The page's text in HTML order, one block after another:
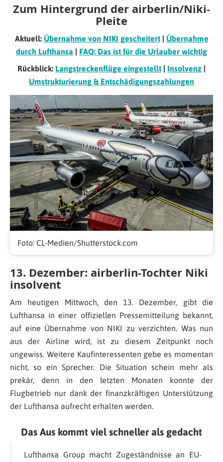
Zum Hintergrund der airberlin/Niki-
Pleite
Aktuell: Übernahme von NIKI gescheitert| Übernahme
durch Lufthansa | FAQ: Das ist für die Urlauber wichtig
Rückblick: Langstreckenflüge eingestellt | Insolvenz |
Umstrukturierung & Entschädigungszahlungen
Foto: CL-Medien/Shutterstock.com
13. Dezember: airberlin-Tochter Niki
insolvent
Am heutigen Mittwoch, den 13. Dezember, gibt die
Lufthansa in einer offiziellen Pressemitteilung bekannt,
auf eine Übernahme von NIKI zu verzichten. Was nun
aus der Airline wird, ist zu diesem Zeitpunkt noch
ungewiss. Weitere Kaufinteressenten gebe es momentan
nicht, so ein Sprecher. Die Situation schein mehr als
prekär, denn in den letzten Monaten konnte der
Flugbetrieb nur dank der finanzkräftigen Unterstützung
der Lufthansa aufrecht erhalten werden.
Das Aus kommt viel schneller als gedacht
Lufthansa Group macht Zugeständnisse an EU-